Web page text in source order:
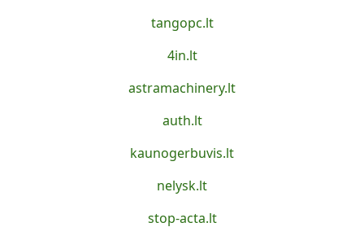
tangopc.lt
4in.lt
astramachinery.lt
auth.lt
kaunogerbuvis.lt
nelysk.lt
stop-acta.lt